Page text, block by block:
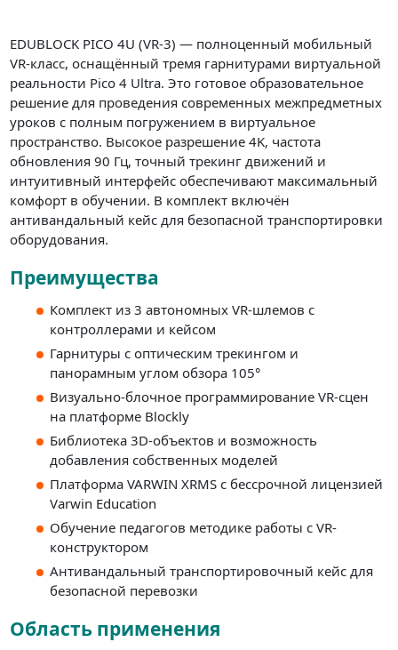
EDUBLOCK PICO 4U (VR-3) — полноценный мобильный
VR-класс, оснащённый тремя гарнитурами виртуальной
реальности Pico 4 Ultra. Это готовое образовательное
решение для проведения современных межпредметных
уроков с полным погружением в виртуальное
пространство. Высокое разрешение 4K, частота
обновления 90 Гц, точный трекинг движений и
интуитивный интерфейс обеспечивают максимальный
комфорт в обучении. В комплект включён
антивандальный кейс для безопасной транспортировки
оборудования.
Преимущества
Комплект из 3 автономных VR-шлемов с
контроллерами и кейсом
Гарнитуры с оптическим трекингом и
панорамным углом обзора 105°
Визуально-блочное программирование VR-сцен
на платформе Blockly
Библиотека 3D-объектов и возможность
добавления собственных моделей
Платформа VARWIN XRMS с бессрочной лицензией
Varwin Education
Обучение педагогов методике работы с VR-
конструктором
Антивандальный транспортировочный кейс для
безопасной перевозки
Область применения